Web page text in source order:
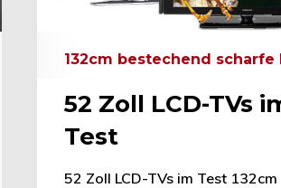
132cm bestechend scharfe
52 Zoll LCD-TVs
Test
52 Zoll LCD-TVs im Test 132cm